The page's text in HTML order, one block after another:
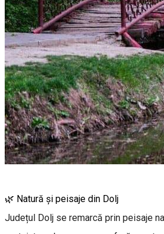
🌿 Natură și peisaje din Dolj
Județul Dolj se remarcă prin peisaje